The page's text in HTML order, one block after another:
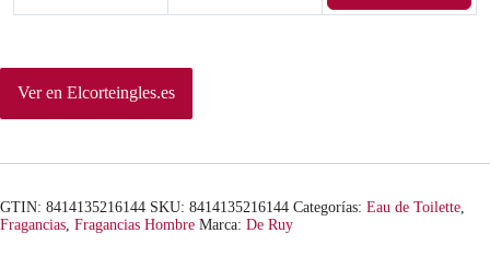
Ver en Elcorteingles.es
GTIN: 8414135216144 SKU: 8414135216144 Categorías: Eau de Toilette
Fragancias Fragancias Hombre Marca: De Ruy